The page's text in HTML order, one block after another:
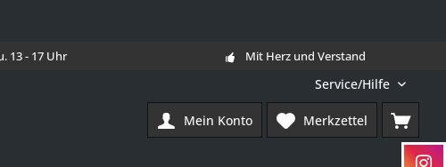
13 - 17 Uhr Mit Herz und Verstand
Service/Hilfe
Merkzettel
Mein Konto